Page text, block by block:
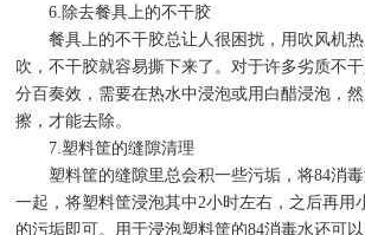
6.除去餐具上的不干胶
餐具上的不干胶总让人很困扰，用吹风机热
吹，不干胶就容易撕下来了。对于许多劣质不
分百奏效，需要在热水中浸泡或用白醋浸泡，
擦，才能去除。
7.塑料筐的缝隙清理
塑料筐的缝隙里总会积一些污垢，将84消毒
一起，将塑料筐浸泡其中2小时左右，之后再用
的污垢即可。用于浸泡塑料筐的84消毒水还可以